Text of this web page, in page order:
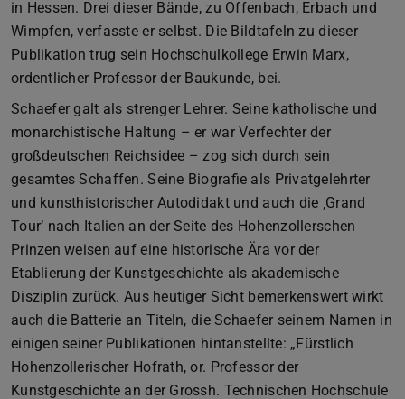
in Hessen. Drei dieser Bände, zu Offenbach, Erbach und
Wimpfen, verfasste er selbst. Die Bildtafeln zu dieser
Publikation trug sein Hochschulkollege Erwin Marx,
ordentlicher Professor der Baukunde, bei.
Schaefer galt als strenger Lehrer. Seine katholische und
monarchistische Haltung – er war Verfechter der
großdeutschen Reichsidee – zog sich durch sein
gesamtes Schaffen. Seine Biografie als Privatgelehrter
und kunsthistorischer Autodidakt und auch die ‚Grand
Tour‘ nach Italien an der Seite des Hohenzollerschen
Prinzen weisen auf eine historische Ära vor der
Etablierung der Kunstgeschichte als akademische
Disziplin zurück. Aus heutiger Sicht bemerkenswert wirkt
auch die Batterie an Titeln, die Schaefer seinem Namen in
einigen seiner Publikationen hintanstellte: „Fürstlich
Hohenzollerischer Hofrath, or. Professor der
Kunstgeschichte an der Grossh. Technischen Hochschule